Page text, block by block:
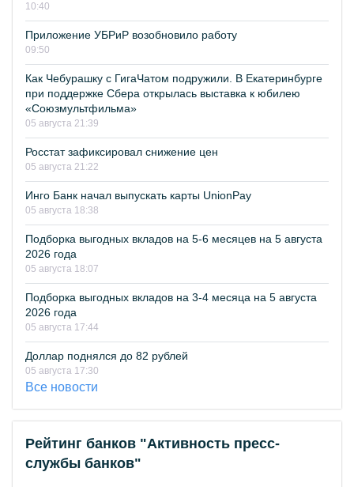
10:40
Приложение УБРиР возобновило работу
09:50
Как Чебурашку с ГигаЧатом подружили. В Екатеринбурге
при поддержке Сбера открылась выставка к юбилею
«Союзмультфильма»
05 августа 21:39
Росстат зафиксировал снижение цен
05 августа 21:22
Инго Банк начал выпускать карты UnionPay
05 августа 18:38
Подборка выгодных вкладов на 5-6 месяцев на 5 августа
2026 года
05 августа 18:07
Подборка выгодных вкладов на 3-4 месяца на 5 августа
2026 года
05 августа 17:44
Доллар поднялся до 82 рублей
05 августа 17:30
Все новости
Рейтинг банков "Активность пресс-
службы банков"